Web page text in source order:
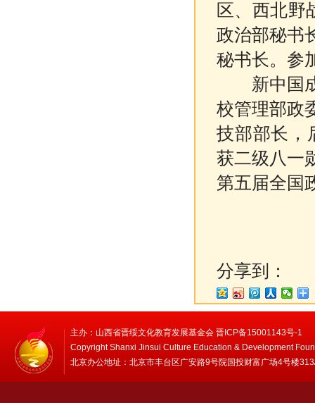
区、西北野
政治部秘书
秘书长。参
新中国成
校管理部政
技部部长，
获二级八一
第五届全国
分享到：
主办：山西省晋绥文化教育发展基金会 晋ICP备15001143号-1
Copyright Shanxi Jinsui Culture Education & Development
北京办公地址：北京市丰台区广安路9号院国投财富广场4号楼